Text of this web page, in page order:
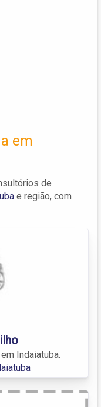
em
de
e região, com
Indaiatuba.